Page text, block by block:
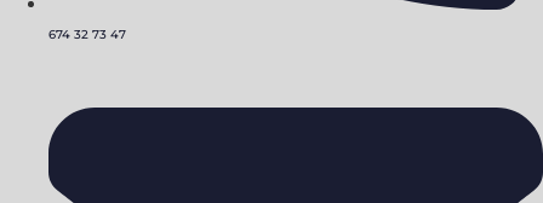
674 32 73 47